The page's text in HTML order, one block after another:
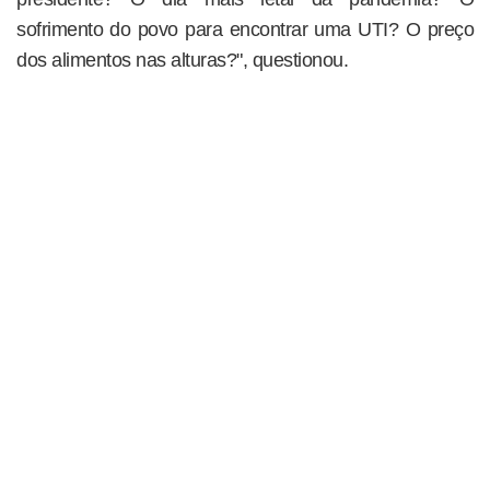
sofrimento do povo para encontrar uma UTI? O preço
dos alimentos nas alturas?", questionou.